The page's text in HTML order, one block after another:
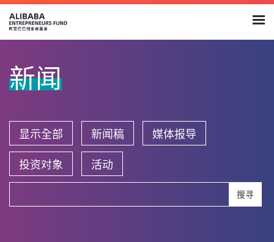
新闻
显示全部 新闻稿 媒体报导
投资对象 活动
搜寻